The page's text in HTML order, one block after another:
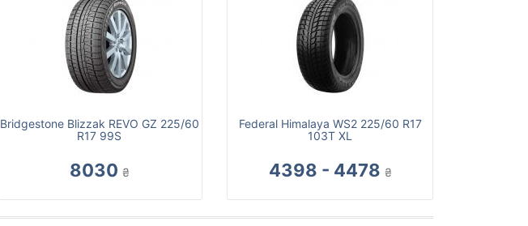
Bridgestone Blizzak REVO GZ 225/60
R17 99S
8030 ₴
Federal Himalaya WS2 225/60 R17
103T XL
4398 - 4478 ₴